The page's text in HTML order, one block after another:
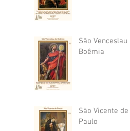
São Venceslau
Boêmia
São Vicente de
Paulo